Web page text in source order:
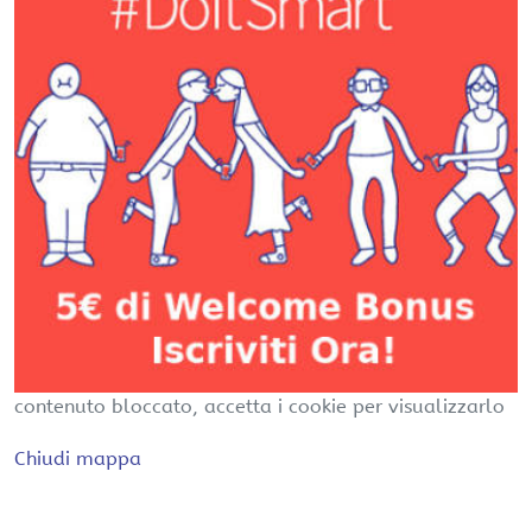
contenuto bloccato, accetta i cookie per visualizzarlo
Chiudi mappa